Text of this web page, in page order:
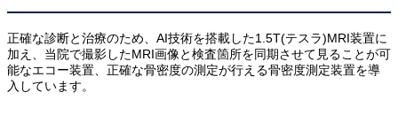
正確な診断と治療のため、AI技術を搭載した1.5T(テスラ)MRI装置に
加え、当院で撮影したMRI画像と検査箇所を同期させて見ることが可
能なエコー装置、正確な骨密度の測定が行える骨密度測定装置を導
入しています。